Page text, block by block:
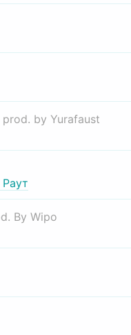
prod. by Yurafaust
By Wipo